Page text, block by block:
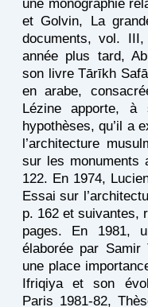
une monographie
et Golvin, La
documents, vol.
année plus tard,
son livre Tārīkh
en arabe,
Lézine apporte, à
hypothèses, qu’il a
l’architecture
sur les monuments
122. En 1974,
Essai sur
p. 162 et suivantes,
pages. En 1981,
élaborée par
une place
Ifriqiya et son
Paris 1981-82,